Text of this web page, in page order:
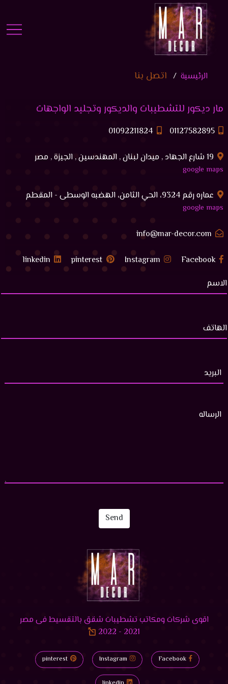
الرئيسية اتصل بنا
مار ديكور للتشطيبات والديكور وتجليد الواجهات
01127582895
google maps
عماره رقم 9324، الحي الثامن، الهضبه الوسطى - المقطم
google maps
Facebook
Instagram
pinterest
linkedin
Send
اقوى شركات ومكاتب تشطيبات شقق بالتقسيط فى مصر
2021 - 2022
Facebook
Instagram
pinterest